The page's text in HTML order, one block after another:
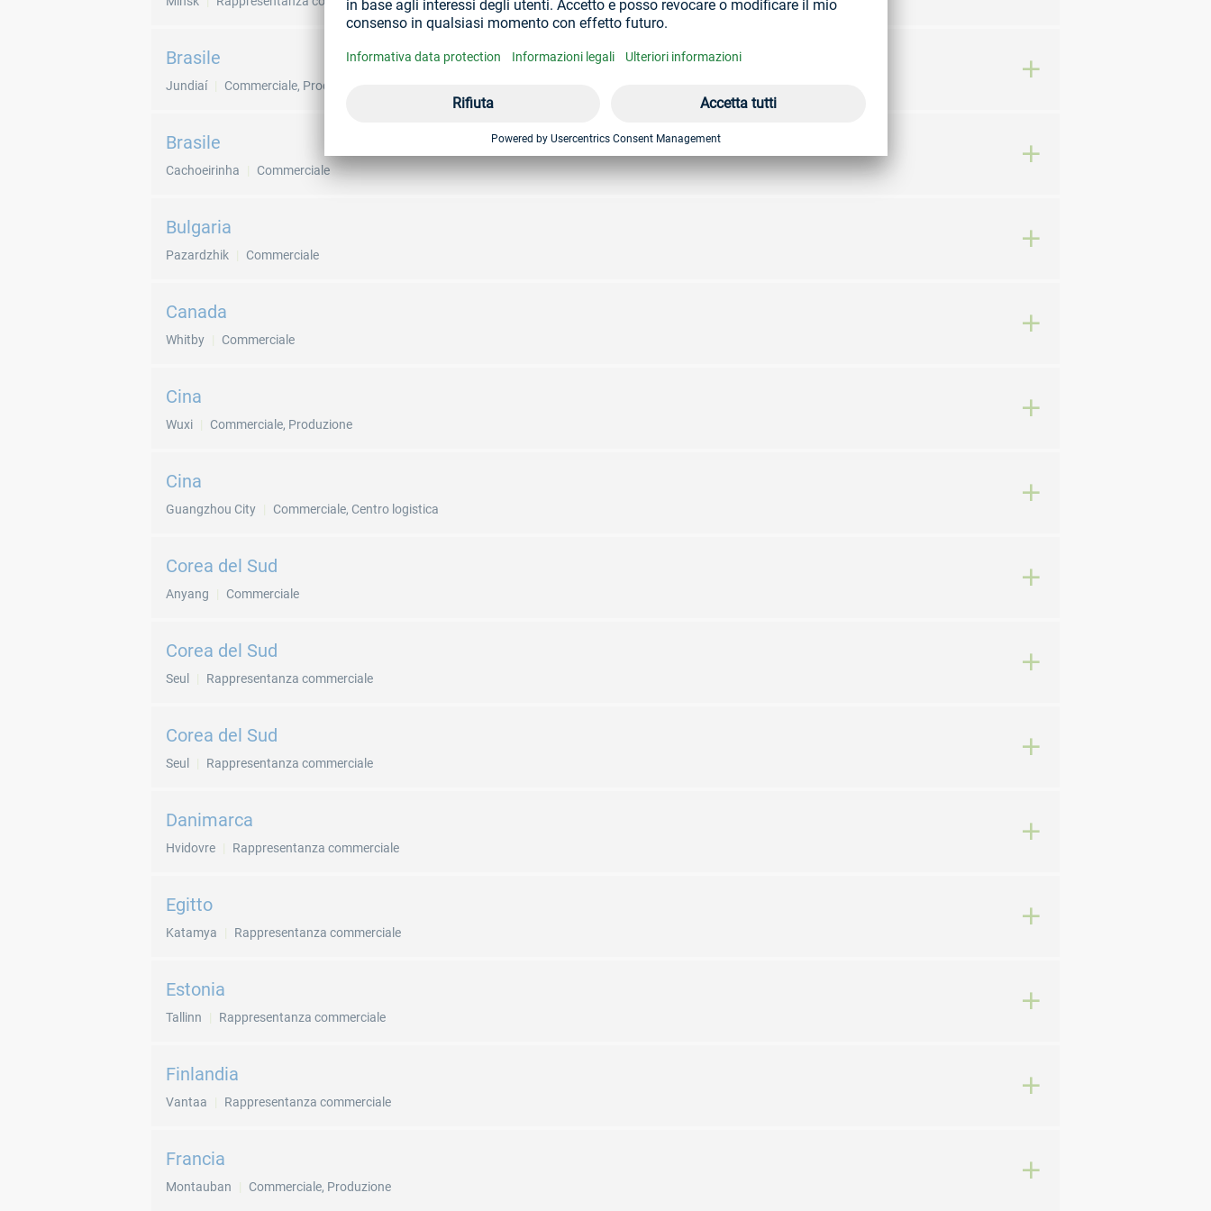
Brasile
Jundiaí Commerciale, Produzione
Brasile
Cachoeirinha Commerciale
Bulgaria
Pazardzhik Commerciale
Canada
Whitby Commerciale
Cina
Wuxi Commerciale, Produzione
Cina
Guangzhou City Commerciale, Centro logistica
Corea del Sud
Anyang Commerciale
Corea del Sud
Seul Rappresentanza commerciale
Corea del Sud
Seul Rappresentanza commerciale
Danimarca
Hvidovre Rappresentanza commerciale
Egitto
Katamya Rappresentanza commerciale
Estonia
Tallinn Rappresentanza commerciale
Finlandia
Vantaa Rappresentanza commerciale
Francia
Montauban Commerciale, Produzione